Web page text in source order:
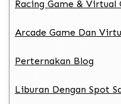
Racing Game & Virtual
Arcade Game Dan
Perternakan Blog
Liburan Dengan Spot